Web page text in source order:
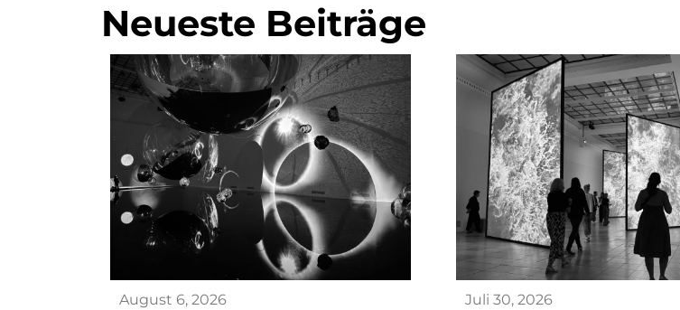
Neueste Beiträge
August 6, 2026 Juli 30, 2026